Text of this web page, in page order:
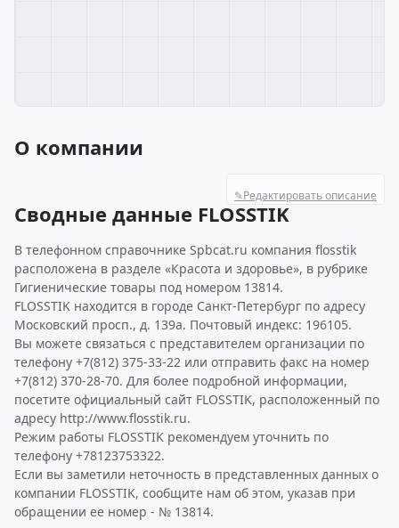
О компании
✎Редактировать описание
Сводные данные FLOSSTIK
В телефонном справочнике Spbcat.ru компания flosstik
расположена в разделе «Красота и здоровье», в рубрике
Гигиенические товары под номером 13814.
FLOSSTIK находится в городе Санкт-Петербург по адресу
Московский просп., д. 139а. Почтовый индекс: 196105.
Вы можете связаться с представителем организации по
телефону +7(812) 375-33-22 или отправить факс на номер
+7(812) 370-28-70. Для более подробной информации,
посетите официальный сайт FLOSSTIK, расположенный по
адресу http://www.flosstik.ru.
Режим работы FLOSSTIK рекомендуем уточнить по
телефону +78123753322.
Если вы заметили неточность в представленных данных о
компании FLOSSTIK, сообщите нам об этом, указав при
обращении ее номер - № 13814.